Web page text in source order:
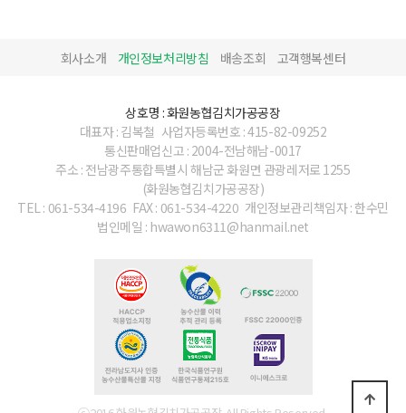
회사소개 개인정보처리방침 배송조회 고객행복센터
상호명 : 화원농협김치가공공장
대표자 : 김복철 사업자등록번호 : 415-82-09252
통신판매업신고 : 2004-전남해남-0017
주소 : 전남광주통합특별시 해남군 화원면 관광레저로 1255
(화원농협김치가공공장)
TEL : 061-534-4196 FAX : 061-534-4220 개인정보관리책임자 : 한수민
법인메일 : hwawon6311@hanmail.net